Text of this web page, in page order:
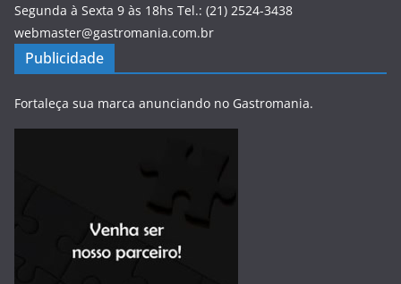
Segunda à Sexta 9 às 18hs Tel.: (21) 2524-3438
webmaster@gastromania.com.br
Publicidade
Fortaleça sua marca anunciando no Gastromania.